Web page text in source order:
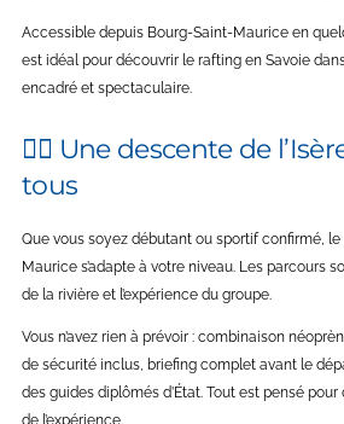
Accessible depuis Bourg-Saint-Maurice en
est idéal pour découvrir le rafting en Savoie
encadré et spectaculaire.
🚣‍♂️ Une descente de
tous
Que vous soyez débutant ou sportif confirmé,
Maurice s’adapte à votre niveau. Les parcours
de la rivière et l’expérience du groupe.
Vous n’avez rien à prévoir : combinaison
de sécurité inclus, briefing complet avant le
des guides diplômés d’État. Tout est pensé pour
de l’expérience.